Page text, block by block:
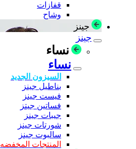
قفازات
وشاح
جينز
جينز
نساء
نساء
السيزون الجديد
بناطيل جينز
فيست جينز
فساتين جيتز
جيبات جينز
شورتات جينز
سالبوت جينز
المنتجات المخفضه